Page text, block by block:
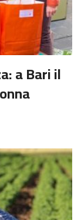
a Bari il